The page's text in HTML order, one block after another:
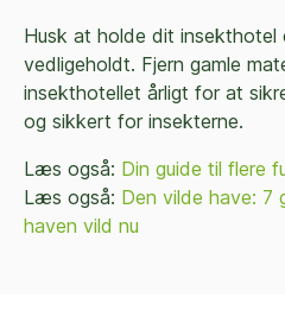
Husk at holde dit insekthotel
vedligeholdt. Fjern gamle
insekthotellet årligt for at
og sikkert for insekterne.
Læs også: Din guide til flere
Læs også: Den vilde have: 7
haven vild nu